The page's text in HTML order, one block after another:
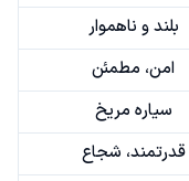
بلند و ناهموار
امن، مطمئن
سیاره مریخ
قدرتمند، شجاع